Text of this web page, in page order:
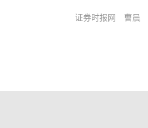
证券时报网 曹晨